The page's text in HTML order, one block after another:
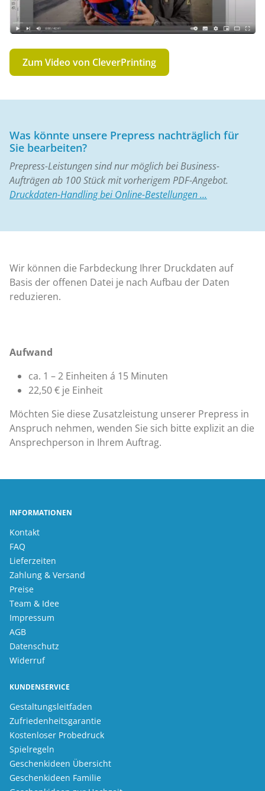
Zum Video von CleverPrinting
Was könnte unsere Prepress nachträglich für
Sie bearbeiten?
Prepress-Leistungen sind nur möglich bei Business-
Aufträgen ab 100 Stück mit vorherigem PDF-Angebot.
Druckdaten-Handling bei Online-Bestellungen ...
Wir können die Farbdeckung Ihrer Druckdaten auf
Basis der offenen Datei je nach Aufbau der Daten
reduzieren.
Aufwand
ca. 1 – 2 Einheiten á 15 Minuten
22,50 € je Einheit
Möchten Sie diese Zusatzleistung unserer Prepress in
Anspruch nehmen, wenden Sie sich bitte explizit an die
Ansprechperson in Ihrem Auftrag.
INFORMATIONEN
Kontakt
FAQ
Lieferzeiten
Zahlung & Versand
Preise
Team & Idee
Impressum
AGB
Datenschutz
Widerruf
KUNDENSERVICE
Gestaltungsleitfaden
Zufriedenheitsgarantie
Kostenloser Probedruck
Spielregeln
Geschenkideen Übersicht
Geschenkideen Familie